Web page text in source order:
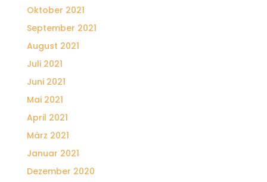
Oktober 2021
September 2021
August 2021
Juli 2021
Juni 2021
Mai 2021
April 2021
März 2021
Januar 2021
Dezember 2020